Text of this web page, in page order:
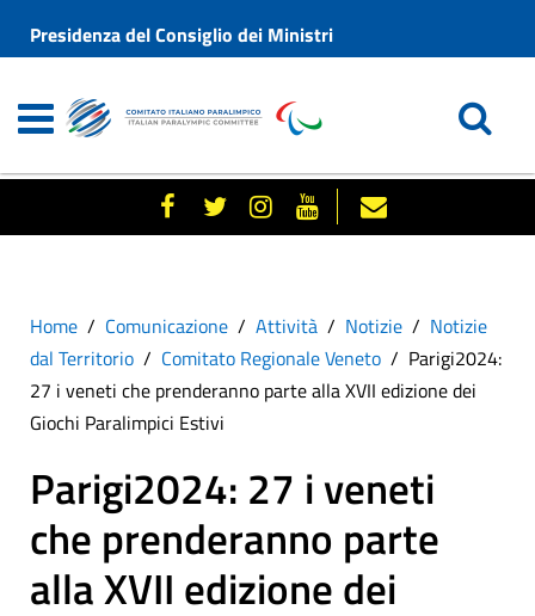
Presidenza del Consiglio dei Ministri
Home Comunicazione Attività Notizie
Notizie
dal Territorio
Comitato Regionale Veneto
Parigi2024:
27 i veneti che prenderanno parte alla XVII edizione dei
Giochi Paralimpici Estivi
Parigi2024: 27 i veneti
che prenderanno parte
alla XVII edizione dei